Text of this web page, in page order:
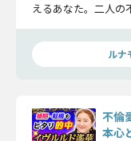
えるあなた。二人の
ルナ
不倫
本心